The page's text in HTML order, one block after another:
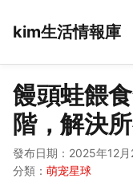
kim生活情報庫
饅頭蛙餵
階，解決
發布日期：2025年12月
分類： 萌宠星球